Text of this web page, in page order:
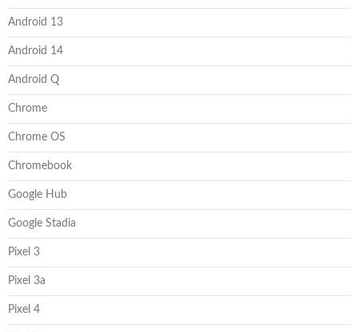
Android 13
Android 14
Android Q
Chrome
Chrome OS
Chromebook
Google Hub
Google Stadia
Pixel 3
Pixel 3a
Pixel 4